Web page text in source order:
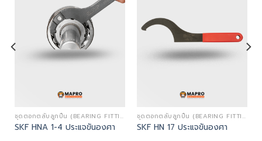
ชุดตอกตลับลูกปืน (BEARING FITTING TOOLS)
SKF HNA 1-4 ประแจขันองศา
ชุดตอกตลับลูกปืน (BEARING FITTING TOOLS)
SKF HN 17 ประแจขันองศา